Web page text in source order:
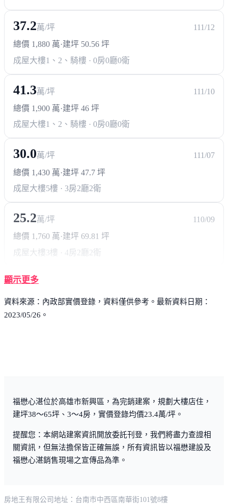
37.2萬/坪
111/12
總價 1,880 萬·建坪 50.56 坪
成屋大樓1、2、騎樓 · 0房0廳0衛
41.3萬/坪
111/10
總價 1,900 萬·建坪 46 坪
成屋大樓1、2、騎樓 · 0房0廳0衛
30.0萬/坪
111/07
總價 1,430 萬·建坪 47.7 坪
成屋大樓5樓 · 3房2廳2衛
25.2萬/坪
110/09
總價 1,760 萬 ·建坪 69.81 坪
成屋大樓 3樓 · 4房2廳2衛
顯示更多
資料來源：內政部實價登錄，資料僅供參考。最新資料日期：
2023/05/26。
福懋心湛位於高雄市新興區，為完銷建案，規劃大樓店住，
建坪38～65坪、3～4房，實價登錄均價23.4萬/坪。
提醒您：本網站建案資訊開放委託刊登，我們將盡力查證相
關資訊，但無法擔保皆正確無誤，所有資訊皆以福懋建設及
福懋心湛銷售現場之宣傳品為準。
房地王有限公司 地址：台南市中西區南華街101號8樓